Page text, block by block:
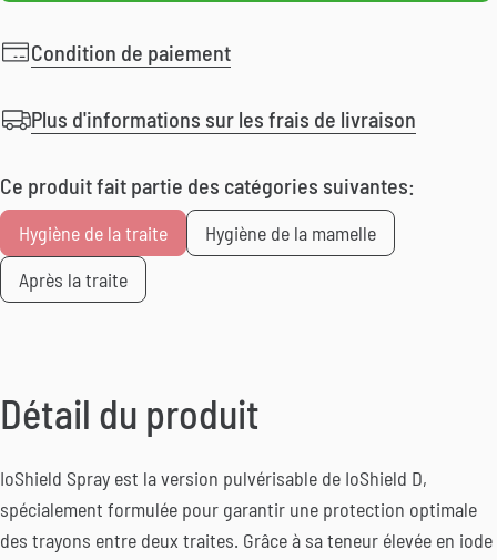
Condition de paiement
Plus d'informations sur les frais de livraison
Ce produit fait partie des catégories suivantes:
Hygiène de la traite
Hygiène de la mamelle
Après la traite
Détail du produit
IoShield Spray est la version pulvérisable de IoShield D,
spécialement formulée pour garantir une protection optimale
des trayons entre deux traites. Grâce à sa teneur élevée en iode